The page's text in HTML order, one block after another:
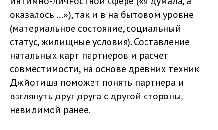
оказалось …»), так и в на бытовом уровне
(материальное состояние, социальный
статус, жилищные условия). Составление
натальных карт партнеров и расчет
совместимости, на основе древних техник
Джйотиша поможет понять партнера и
взглянуть друг друга с другой стороны,
невидимой ранее.